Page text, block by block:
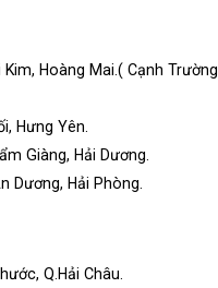
Hoàng Mai.( Cạnh Trường
Hưng Yên.
Giàng, Hải Dương.
Dương, Hải Phòng.
Q.Hải Châu.